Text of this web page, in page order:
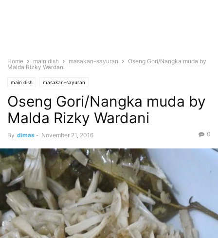
Home main dish masakan-sayuran
Oseng Gori/Nangka muda by
Malda Rizky Wardani
main dish masakan-sayuran
Oseng Gori/Nangka muda by
Malda Rizky Wardani
By dimas - November 21, 2016 0